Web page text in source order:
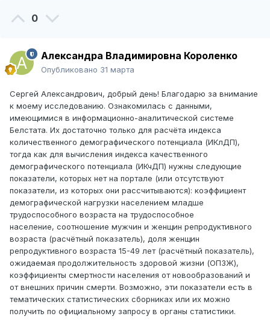
0
Александра Владимировна Короленко
Опубликовано 31 марта
Сергей Александрович, добрый день! Благодарю за внимание
к моему исследованию. Ознакомилась с данными,
имеющимися в информационно-аналитической системе
Белстата. Их достаточно только для расчёта индекса
количественного демографического потенциала (ИКлДП),
тогда как для вычисления индекса качественного
демографического потенциала (ИКчДП) нужны следующие
показатели, которых нет на портале (или отсутствуют
показатели, из которых они рассчитываются): коэффициент
демографической нагрузки населением младше
трудоспособного возраста на трудоспособное
население, соотношение мужчин и женщин репродуктивного
возраста (расчётный показатель), доля женщин
репродуктивного возраста 15-49 лет (расчётный показатель),
ожидаемая продолжительность здоровой жизни (ОПЗЖ),
коэффициенты смертности населения от новообразований и
от внешних причин смерти. Возможно, эти показатели есть в
тематических статистических сборниках или их можно
получить по официальному запросу в органы статистики.